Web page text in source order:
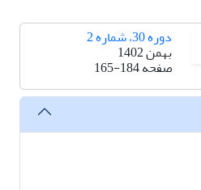
دوره 30، شماره 2
بهمن 1402
صفحه165-184